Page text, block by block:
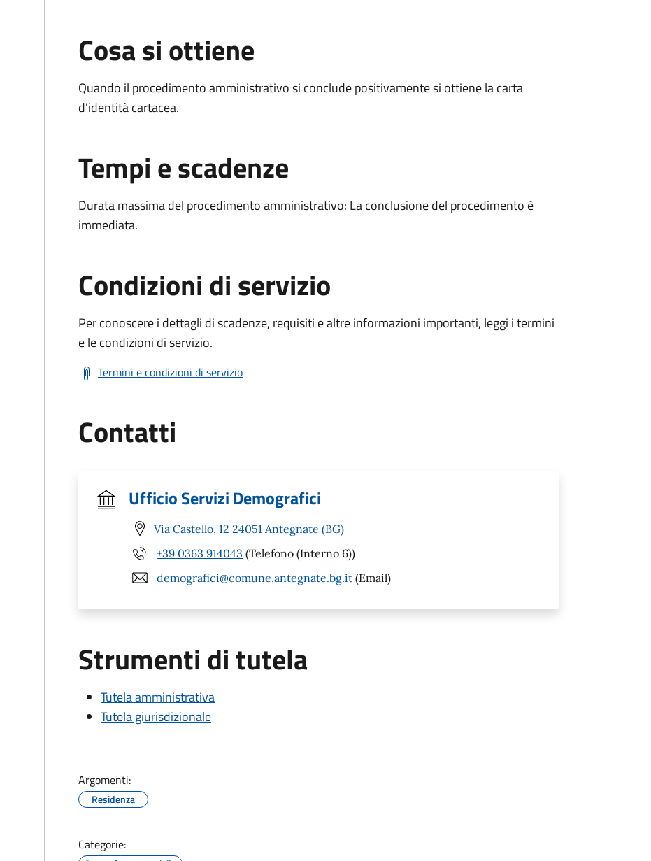
Cosa si ottiene
Quando il procedimento amministrativo si conclude positivamente si ottiene la carta
d'identità cartacea.
Tempi e scadenze
Durata massima del procedimento amministrativo: La conclusione del procedimento è
immediata.
Condizioni di servizio
Per conoscere i dettagli di scadenze, requisiti e altre informazioni importanti, leggi i termini
e le condizioni di servizio.
Termini e condizioni di servizio
Contatti
Ufficio Servizi Demografici
Via Castello, 12 24051 Antegnate (BG)
+39 0363 914043 (Telefono (Interno 6))
demografici@comune.antegnate.bg.it (Email)
Strumenti di tutela
Tutela amministrativa
Tutela giurisdizionale
Argomenti:
Residenza
Categorie: